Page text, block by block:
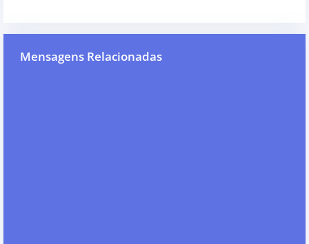
Mensagens Relacionadas